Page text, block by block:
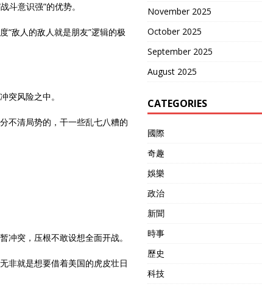
斗意识强”的优势。
“敌人的敌人就是朋友”逻辑的极
突风险之中。
不清局势的，干一些乱七八糟的
突，压根不敢设想全面开战。
非就是想要借着美国的虎皮壮日
November 2025
October 2025
September 2025
August 2025
CATEGORIES
國際
奇趣
娛樂
政治
新聞
時事
歷史
科技